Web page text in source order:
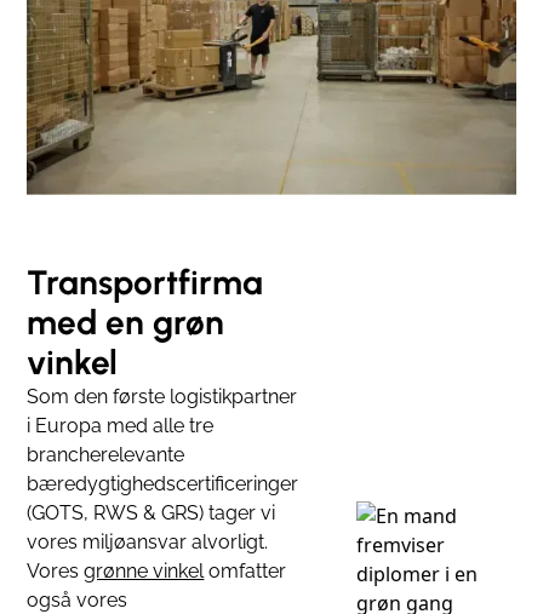
Transportfirma
med en grøn
vinkel
Som den første logistikpartner
i Europa med alle tre
brancherelevante
bæredygtighedscertificeringer
(GOTS, RWS & GRS) tager vi
vores miljøansvar alvorligt.
Voresgrønne vinkelomfatter
også vores